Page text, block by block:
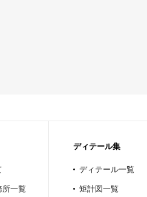
所一覧
ディテール集
ディテール一覧
矩計図一覧